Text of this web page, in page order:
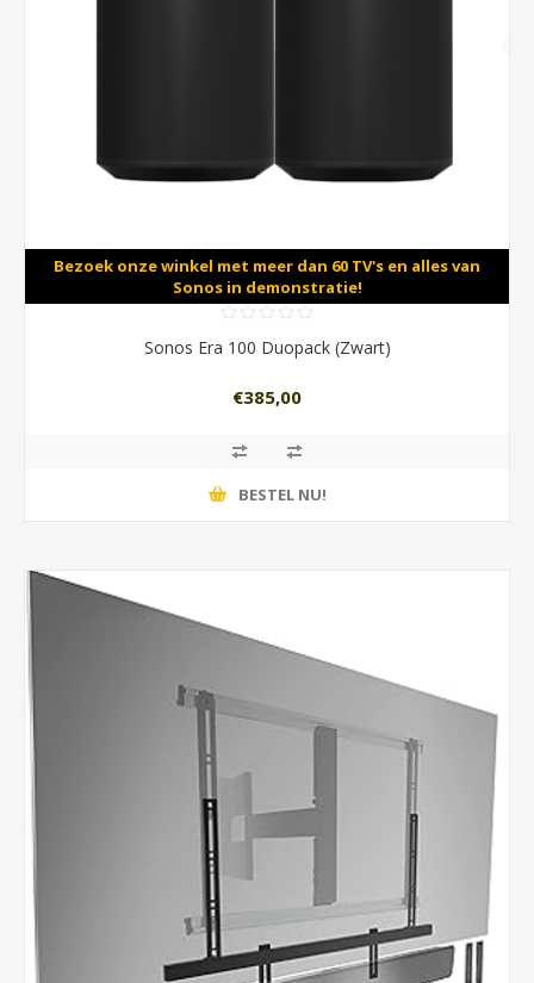
Bezoek onze winkel met meer dan 60 TV's en alles van
Sonos in demonstratie!
Sonos Era 100 Duopack (Zwart)
€385,00
BESTEL NU!